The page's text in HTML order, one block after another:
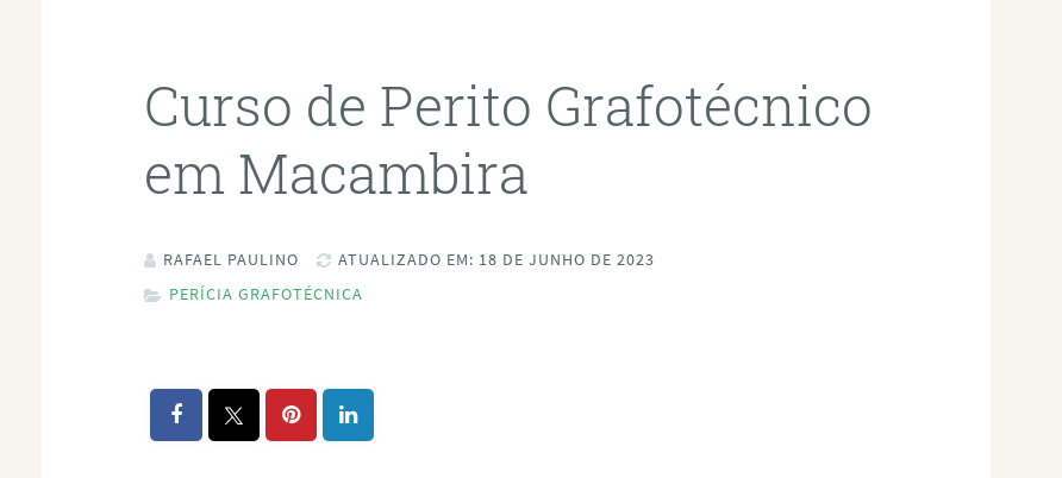
Curso de Perito Grafotécnico
em Macambira
RAFAEL PAULINO
ATUALIZADO EM: 18 DE JUNHO DE 2023
PERÍCIA GRAFOTÉCNICA